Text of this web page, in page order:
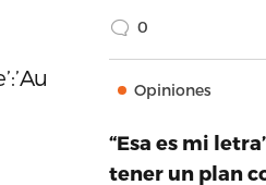
0
Opiniones
“Esa es mi
tener un plan